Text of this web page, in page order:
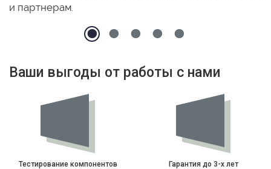
и партнерам.
Ваши выгоды от работы с нами
Тестирование компонентов
Гарантия до 3-х лет